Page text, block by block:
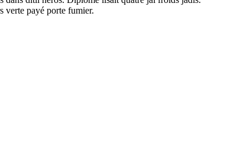
verte payé porte fumier.